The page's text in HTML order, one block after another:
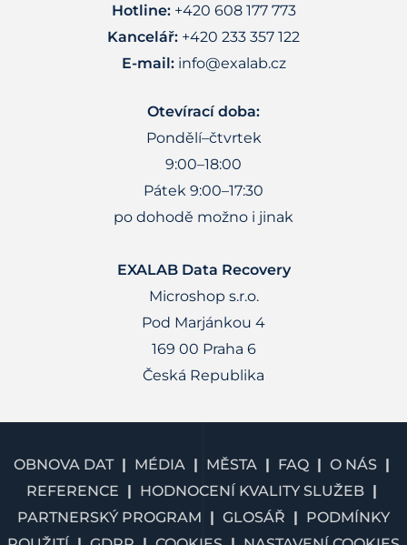
Hotline:+420 608 177 773
Kancelář: +420 233 357 122
E-mail: info@exalab.cz
Otevírací doba:
Pondělí–čtvrtek
9:00–18:00
Pátek 9:00–17:30
po dohodě možno i jinak
EXALAB Data Recovery
Microshop s.r.o.
Pod Marjánkou 4
169 00 Praha 6
Česká Republika
OBNOVA DAT MÉDIA MĚSTA FAQ
O NÁS
REFERENCE
HODNOCENÍ KVALITY SLUŽEB
PARTNERSKÝ PROGRAM
GLOSÁŘ
PODMÍNKY